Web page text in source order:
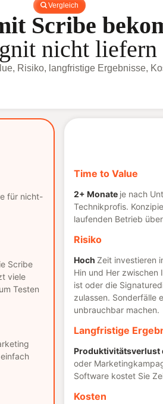
Vergleich
Scribe
nicht liefern
Risiko, langfristige Ergebnisse,
für nicht-
Scribe
viele
Testen
Time to Value
2+ Monate je nach
Technikprofis.
laufenden Betrieb
Risiko
Hoch Zeit investieren
Hin und Her
ist oder die
zulassen. Sonderfälle
unbrauchbar machen.
Langfristige
Produktivitätsverlust
oder
Software kostet Sie
Kosten